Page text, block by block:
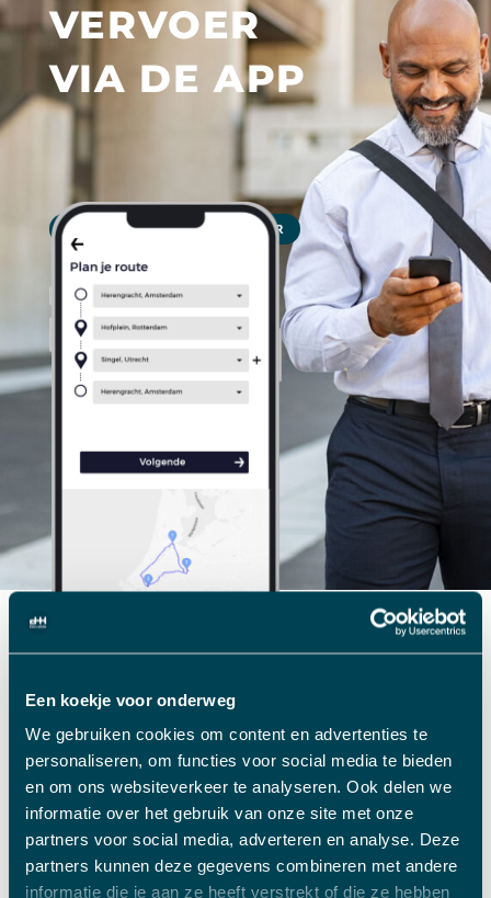
Een koekje voor onderweg
We gebruiken cookies om content en advertenties te
personaliseren, om functies voor social media te bieden
en om ons websiteverkeer te analyseren. Ook delen we
informatie over het gebruik van onze site met onze
partners voor social media, adverteren en analyse. Deze
partners kunnen deze gegevens combineren met andere
informatie die je aan ze heeft verstrekt of die ze hebben
VERVOER
VIA DE APP
PERSONAL ASSISTANT? KLIK HIER
Download
de
Rent
A
Bob
Download
de
DriveMe
klanten-
app